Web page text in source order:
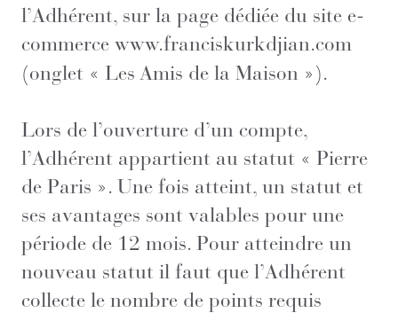
l’Adhérent, sur la page dédiée du site e-
commerce www.franciskurkdjian.com
(onglet « Les Amis de la Maison »).
Lors de l’ouverture d’un compte,
l’Adhérent appartient au statut « Pierre
de Paris ». Une fois atteint, un statut et
ses avantages sont valables pour une
période de 12 mois. Pour atteindre un
nouveau statut il faut que l’Adhérent
collecte le nombre de points requis